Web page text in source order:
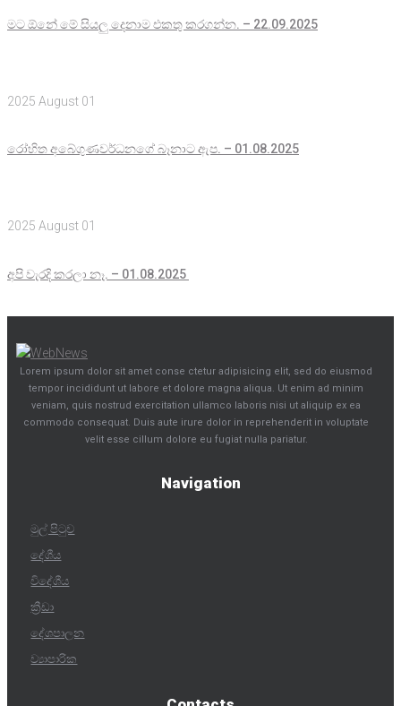
මට ඕනේ මේ සියලු දෙනාම එකතු කරගන්න. – 22.09.2025
2025 August 01
රෝහිත අබේගුණවර්ධනගේ බෑනාට ඇප. – 01.08.2025
2025 August 01
අපි වැරදි කරලා නෑ. – 01.08.2025
Lorem ipsum dolor sit amet conse ctetur adipisicing elit, sed do eiusmod
tempor incididunt ut labore et dolore magna aliqua. Ut enim ad minim
veniam, quis nostrud exercitation ullamco laboris nisi ut aliquip ex ea
commodo consequat. Duis aute irure dolor in reprehenderit in voluptate
velit esse cillum dolore eu fugiat nulla pariatur.
Navigation
මුල් පිටුව
දේශීය
විදේශීය
ක්‍රීඩා
දේශපාලන
ව්‍යාපාරික